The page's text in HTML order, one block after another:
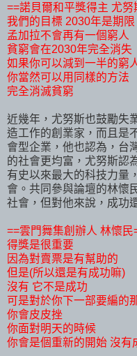
==諾貝爾和平獎得主 尤努
我們的目標 2030年是期限
孟加拉不會再有一個窮人
貧窮會在2030年完全消失
如果你可以減到一半的窮
你當然可以用同樣的方法
完全消滅貧窮
近幾年，尤努斯也鼓勵失
造工作的創業家，而且是
會型企業，他也認為，台
的社會更均富，尤努斯認
有史以來最大的科技力量
會。共同參與論壇的林懷
社會，但對他來說，成功
==雲門舞集創辦人 林懷民
得獎是很重要
因為對賣票是有幫助的
但是(所以還是有成功嘛)
沒有 它不是成功
可是對於你下一部要編的
你會皮皮挫
你面對明天的時候
你會是個重新的開始 沒有